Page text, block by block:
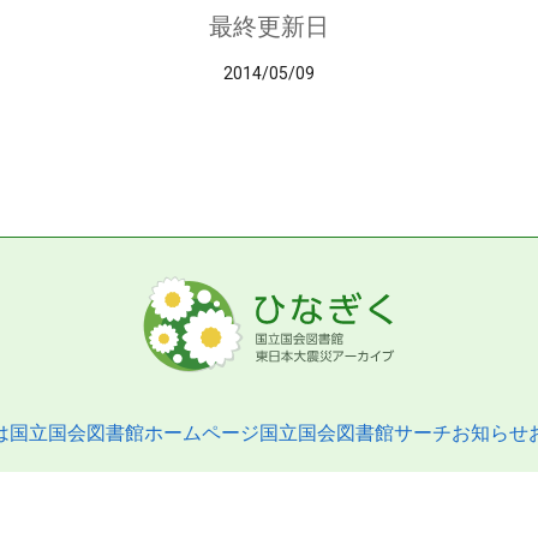
最終更新日
2014/05/09
国立国会図書館ホームページ国立国会図書館サーチお知らせ